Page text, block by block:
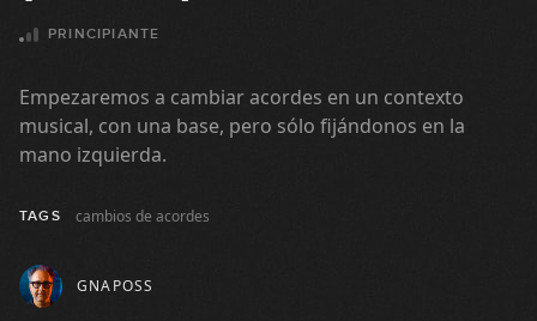
PRINCIPIANTE
Empezaremos a cambiar acordes en un contexto
musical, con una base, pero sólo fijándonos en la
mano izquierda.
TAGS cambios de acordes
GNAPOSS
8
11:28
10